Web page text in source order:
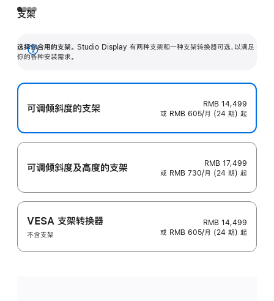
支架
选择你合用的支架。 Studio Display 有两种支架和一种支架转换器可选，以满足
你的各种安装需求。
展
可调倾斜度的支架
RMB 14,499
或 RMB 605/月 (24 期) 起
可调倾斜度及高‍度的支‍架
RMB 17,499
或 RMB 730/月 (24 期) 起
VESA 支架转换器
不含支架
RMB 14,499
或 RMB 605/月 (24 期) 起